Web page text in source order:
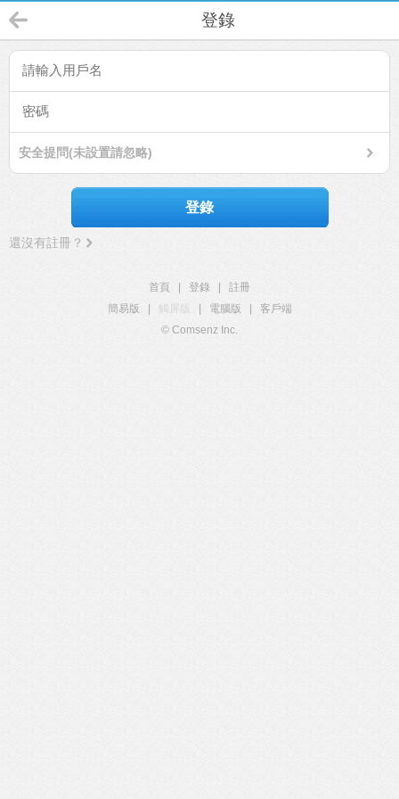
登錄
安全提問(未設置請忽略)
登錄
還沒有註冊？
首頁 登錄
註冊
簡易版
觸屏版 電腦版
客戶端
© Comsenz Inc.